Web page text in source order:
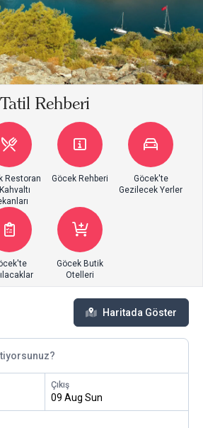
Tatil Rehberi
Restoran
Göcek Rehberi
Göcek'te
Gezilecek Yerler
Göcek Butik
Otelleri
Haritada Göster
Çıkış
09 Aug Sun